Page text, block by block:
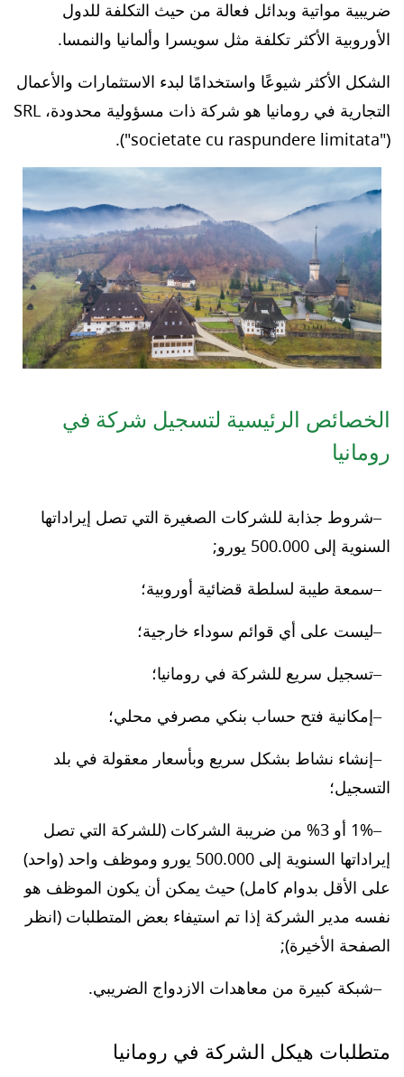
ضريبية مواتية وبدائل فعالة من حيث التكلفة للدول
الأوروبية الأكثر تكلفة مثل سويسرا وألمانيا والنمسا.
الشكل الأكثر شيوعًا واستخدامًا لبدء الاستثمارات والأعمال
التجارية في رومانيا هو شركة ذات مسؤولية محدودة، SRL
("societate cu raspundere limitata").
الخصائص الرئيسية لتسجيل شركة في
رومانيا
شروط جذابة للشركات الصغيرة التي تصل إيراداتها
السنوية إلى 500.000 يورو;
سمعة طيبة لسلطة قضائية أوروبية؛
ليست على أي قوائم سوداء خارجية؛
تسجيل سريع للشركة في رومانيا؛
إمكانية فتح حساب بنكي مصرفي محلي؛
إنشاء نشاط بشكل سريع وبأسعار معقولة في بلد
التسجيل؛
1% أو 3% من ضريبة الشركات (للشركة التي تصل
إيراداتها السنوية إلى 500.000 يورو وموظف واحد (واحد)
على الأقل بدوام كامل) حيث يمكن أن يكون الموظف هو
نفسه مدير الشركة إذا تم استيفاء بعض المتطلبات (انظر
الصفحة الأخيرة);
شبكة كبيرة من معاهدات الازدواج الضريبي.
متطلبات هيكل الشركة في رومانيا